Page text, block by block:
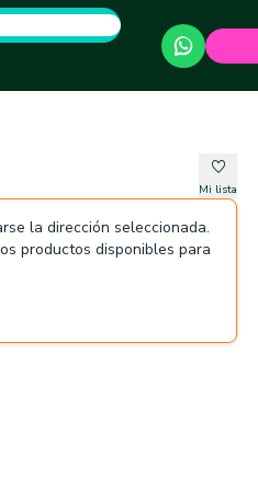
Mi lista
la dirección seleccionada.
productos disponibles para